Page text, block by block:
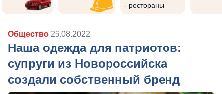
- рестораны
Общество 26.08.2022
Наша одежда для патриотов:
супруги из Новороссийска
создали собственный бренд